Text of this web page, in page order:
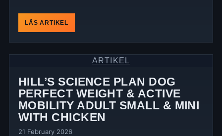
LÄS ARTIKEL
ARTIKEL
HILL’S SCIENCE PLAN DOG
PERFECT WEIGHT & ACTIVE
MOBILITY ADULT SMALL & MINI
WITH CHICKEN
21 February 2026